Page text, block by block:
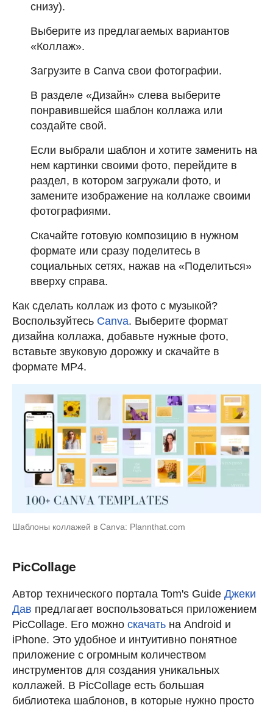
снизу).
Выберите из предлагаемых вариантов
«Коллаж».
Загрузите в Canva свои фотографии.
В разделе «Дизайн» слева выберите
понравившейся шаблон коллажа или
создайте свой.
Если выбрали шаблон и хотите заменить на
нем картинки своими фото, перейдите в
раздел, в котором загружали фото, и
замените изображение на коллаже своими
фотографиями.
Скачайте готовую композицию в нужном
формате или сразу поделитесь в
социальных сетях, нажав на «Поделиться»
вверху справа.
Как сделать коллаж из фото с музыкой?
Воспользуйтесь Canva. Выберите формат
дизайна коллажа, добавьте нужные фото,
вставьте звуковую дорожку и скачайте в
формате MP4.
Шаблоны коллажей в Canva: Plannthat.com
PicCollage
Автор технического портала Tom's Guide Джеки
Дав предлагает воспользоваться приложением
PicCollage. Его можно скачать на Android и
iPhone. Это удобное и интуитивно понятное
приложение с огромным количеством
инструментов для создания уникальных
коллажей. В PicCollage есть большая
библиотека шаблонов, в которые нужно просто